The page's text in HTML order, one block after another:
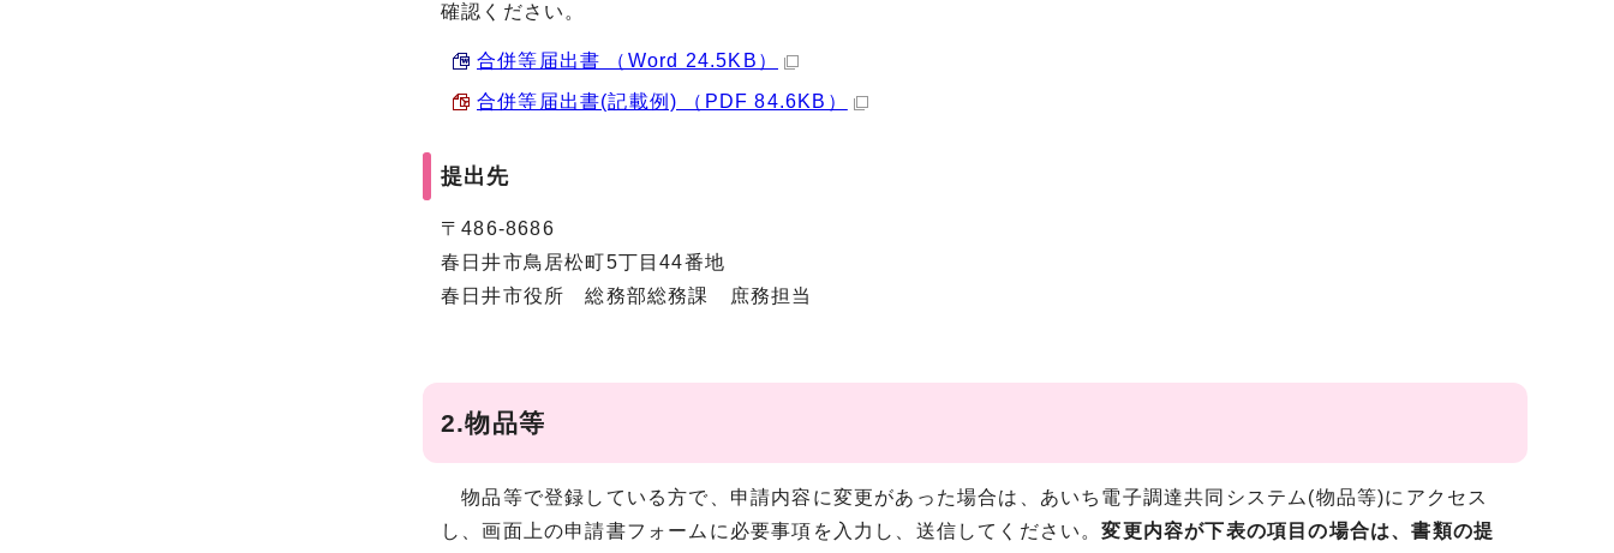
確認ください。
合併等届出書 （Word 24.5KB）
合併等届出書(記載例) （PDF 84.6KB）
提出先
〒486-8686
春日井市鳥居松町5丁目44番地
春日井市役所 総務部総務課 庶務担当
2.物品等
物品等で登録している方で、申請内容に変更があった場合は、あいち電子調達共同システム(物品等)にアクセス
し、画面上の申請書フォームに必要事項を入力し、送信してください。変更内容が下表の項目の場合は、書類の提